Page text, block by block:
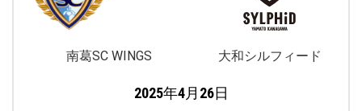
南葛SC WINGS 大和シルフィード
2025年4月26日